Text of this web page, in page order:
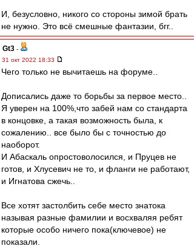
И, безусловно, никого со стороны зимой брать
не нужно. Это всё смешные фантазии, бгг..
Gt3 -
31 окт 2022 18:33
Чего только не вычитаешь на форуме..
Дописались даже то борьбы за первое место..
Я уверен на 100%,что забей нам со стандарта
в концовке, а такая возможность была, к
сожалению.. все было бы с точностью до
наоборот.
И Абаскаль опростоволосился, и Пруцев не
готов, и Хлусевич не то, и фланги не работают,
и Игнатова сжечь..
Все хотят застолбить себе место знатока
называя разные фамилии и восхваляя ребят
которые особо ничего пока(ключевое) не
показали.